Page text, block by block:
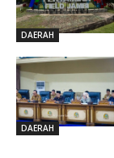
DAERAH
DAERAH